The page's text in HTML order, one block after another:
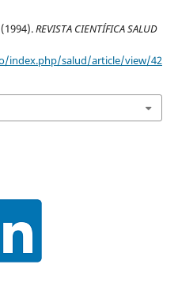
REVISTA CIENTÍFICA SALUD
index.php/salud/article/view/42